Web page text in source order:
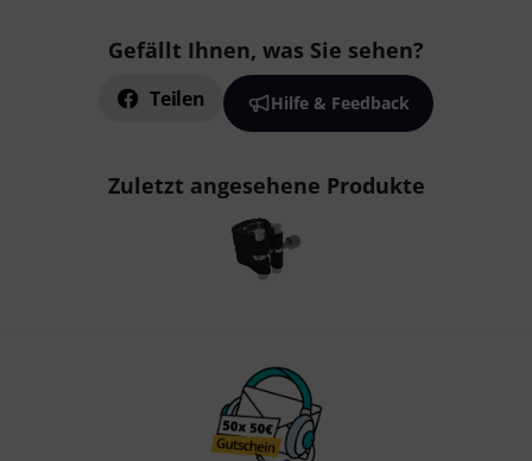
Gefällt Ihnen, was Sie sehen?
Teilen Hilfe & Feedback
Zuletzt angesehene Produkte